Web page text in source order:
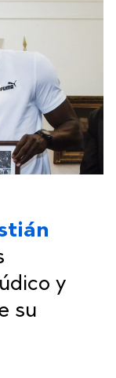
y
su